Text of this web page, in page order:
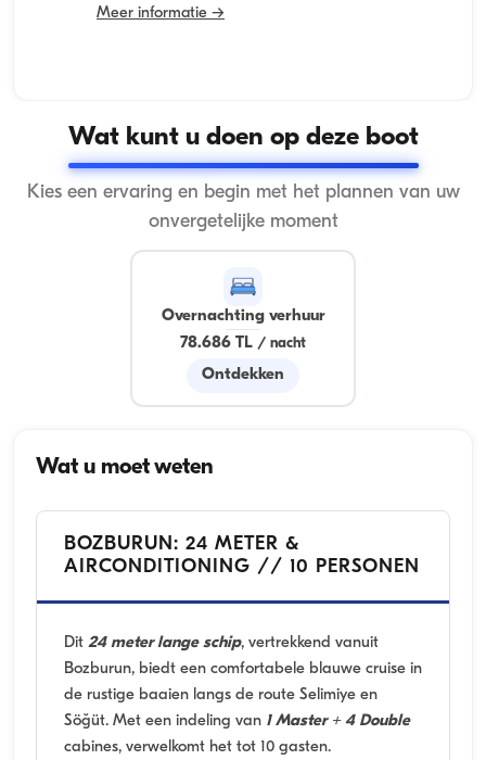
Meer informatie →
Wat kunt u doen op deze boot
Kies een ervaring en begin met het plannen van uw
onvergetelijke moment
Overnachting verhuur
78.686 TL / nacht
Ontdekken
Wat u moet weten
BOZBURUN: 24 METER &
AIRCONDITIONING // 10 PERSONEN
Dit 24 meter lange schip, vertrekkend vanuit
Bozburun, biedt een comfortabele blauwe cruise in
de rustige baaien langs de route Selimiye en
Söğüt. Met een indeling van 1 Master + 4 Double
cabines, verwelkomt het tot 10 gasten.